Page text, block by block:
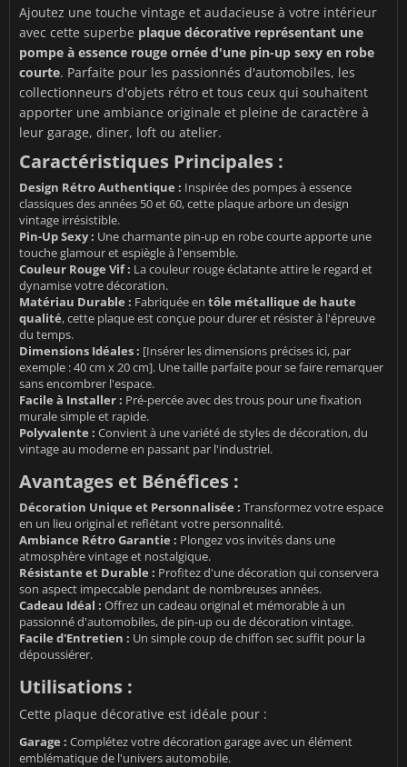
Ajoutez une touche vintage et audacieuse à votre intérieur
avec cette superbe plaque décorative représentant une
pompe à essence rouge ornée d'une pin-up sexy en robe
courte. Parfaite pour les passionnés d'automobiles, les
collectionneurs d'objets rétro et tous ceux qui souhaitent
apporter une ambiance originale et pleine de caractère à
leur garage, diner, loft ou atelier.
Caractéristiques Principales :
Design Rétro Authentique : Inspirée des pompes à essence
classiques des années 50 et 60, cette plaque arbore un design
vintage irrésistible.
Pin-Up Sexy : Une charmante pin-up en robe courte apporte une
touche glamour et espiègle à l'ensemble.
Couleur Rouge Vif : La couleur rouge éclatante attire le regard et
dynamise votre décoration.
Matériau Durable : Fabriquée en tôle métallique de haute
qualité, cette plaque est conçue pour durer et résister à l'épreuve
du temps.
Dimensions Idéales : [Insérer les dimensions précises ici, par
exemple : 40 cm x 20 cm]. Une taille parfaite pour se faire remarquer
sans encombrer l'espace.
Facile à Installer : Pré-percée avec des trous pour une fixation
murale simple et rapide.
Polyvalente : Convient à une variété de styles de décoration, du
vintage au moderne en passant par l'industriel.
Avantages et Bénéfices :
Décoration Unique et Personnalisée : Transformez votre espace
en un lieu original et reflétant votre personnalité.
Ambiance Rétro Garantie : Plongez vos invités dans une
atmosphère vintage et nostalgique.
Résistante et Durable : Profitez d'une décoration qui conservera
son aspect impeccable pendant de nombreuses années.
Cadeau Idéal : Offrez un cadeau original et mémorable à un
passionné d'automobiles, de pin-up ou de décoration vintage.
Facile d'Entretien : Un simple coup de chiffon sec suffit pour la
dépoussiérer.
Utilisations :
Cette plaque décorative est idéale pour :
Garage : Complétez votre décoration garage avec un élément
emblématique de l'univers automobile.